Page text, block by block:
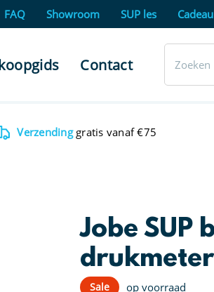
FAQ Showroom SUP les
Contact
Verzendinggratis vanaf €75
Jobe SUP
drukmeter
Sale op voorraad